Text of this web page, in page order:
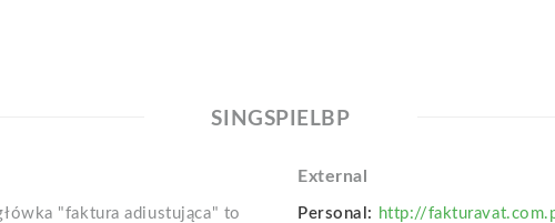
SINGSPIELBP
"faktura adiustująca" to
External
Personal: http://